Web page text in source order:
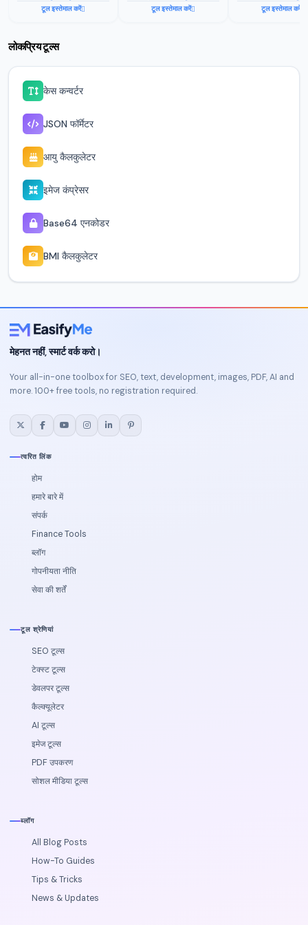
टूल इस्तेमाल करें टूल इस्तेमाल करें टूल इस्तेमाल करें
लोकप्रिय टूल्स
केस कन्वर्टर
JSON फॉर्मेटर
आयु कैलकुलेटर
इमेज कंप्रेसर
Base64 एनकोडर
BMI कैलकुलेटर
मेहनत नहीं, स्मार्ट वर्क करो।
Your all-in-one toolbox for SEO, text, development, images, PDF, AI and
more. 100+ free tools, no registration required.
त्वरित लिंक
होम
हमारे बारे में
संपर्क
Finance Tools
ब्लॉग
गोपनीयता नीति
सेवा की शर्तें
टूल श्रेणियां
SEO टूल्स
टेक्स्ट टूल्स
डेवलपर टूल्स
कैल्‍क्‍यूलेटर
AI टूल्स
इमेज टूल्स
PDF उपकरण
सोशल मीडिया टूल्स
ब्लॉग
All Blog Posts
How-To Guides
Tips & Tricks
News & Updates